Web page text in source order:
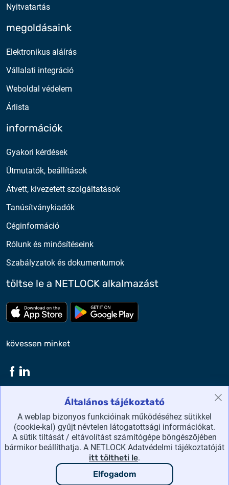
Általános tájékoztató
A weblap bizonyos funkcióinak működéséhez sütikkel
(cookie-kal) gyűjt névtelen látogatottsági információkat.
A sütik tiltását / eltávolítást számítógépe böngészőjében
bármikor beállíthatja. A NETLOCK Adatvédelmi tájékoztatóját
itt töltheti le.
Elfogadom
Nyitvatartás
megoldásaink
Elektronikus aláírás
Vállalati integráció
Weboldal védelem
Árlista
információk
Gyakori kérdések
Útmutatók, beállítások
Átvett, kivezetett szolgáltatások
Tanúsítványkiadók
Céginformáció
Rólunk és minősítéseink
Szabályzatok és dokumentumok
töltse le a NETLOCK alkalmazást
Töltse le az App Store-bólTöltse le a google play-
kövessen minket
NETLOCK Kft. ©2026 Minden jog fenntartva.
honlaptérkép
adatvédelmi irányelvek